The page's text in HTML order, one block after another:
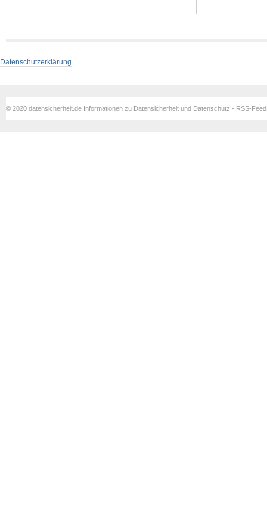
Datenschutzerklärung
© 2020 datensicherheit.de Informationen zu Datensicherheit und Datenschutz - RSS-